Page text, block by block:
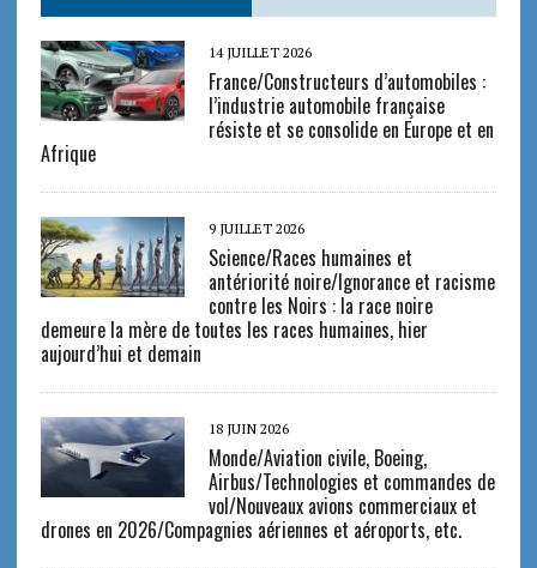
14 JUILLET 2026
France/Constructeurs d’automobiles :
l’industrie automobile française
résiste et se consolide en Europe et en
Afrique
9 JUILLET 2026
Science/Races humaines et
antériorité noire/Ignorance et racisme
contre les Noirs : la race noire
demeure la mère de toutes les races humaines, hier
aujourd’hui et demain
18 JUIN 2026
Monde/Aviation civile, Boeing,
Airbus/Technologies et commandes de
vol/Nouveaux avions commerciaux et
drones en 2026/Compagnies aériennes et aéroports, etc.